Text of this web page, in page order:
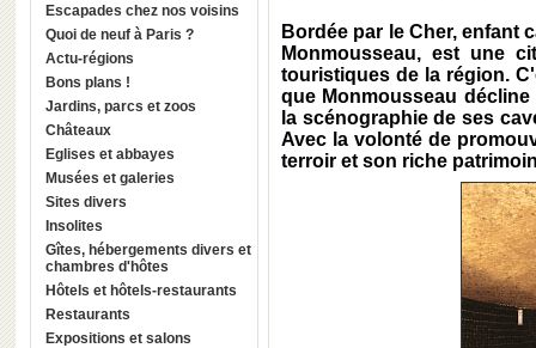
Escapades chez nos voisins
Quoi de neuf à Paris ?
Actu-régions
Bons plans !
Jardins, parcs et zoos
Châteaux
Eglises et abbayes
Musées et galeries
Sites divers
Insolites
Gîtes, hébergements divers et
chambres d'hôtes
Hôtels et hôtels-restaurants
Restaurants
Expositions et salons
Bordée par le Cher, enfant
Monmousseau, est une
touristiques de la région.
que Monmousseau
la scénographie de ses
Avec la volonté de
terroir et son riche